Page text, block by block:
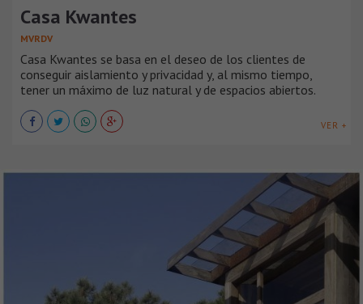
Casa Kwantes
MVRDV
Casa Kwantes se basa en el deseo de los clientes de
conseguir aislamiento y privacidad y, al mismo tiempo,
tener un máximo de luz natural y de espacios abiertos.
VER +